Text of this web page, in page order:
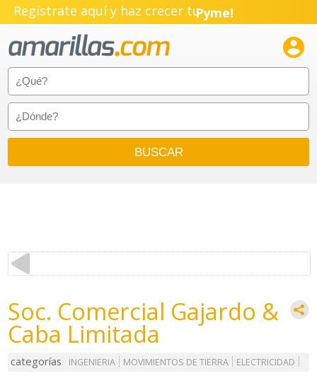
Regístrate aquí y haz crecer tuPyme!
Emprendimiento!

Soc. Comercial Gajardo &
Caba Limitada
categorías INGENIERIA MOVIMIENTOS DE TIERRA ELECTRICIDAD